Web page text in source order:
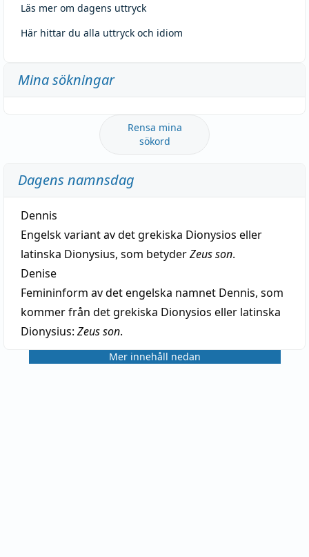
Läs mer om dagens uttryck
Här hittar du alla uttryck och idiom
Mina sökningar
Rensa mina
sökord
Dagens namnsdag
Dennis
Engelsk variant av det grekiska Dionysios eller
latinska Dionysius, som betyderZeus son.
Denise
Femininform av det engelska namnet Dennis, som
kommer från det grekiska Dionysios eller latinska
Dionysius: Zeus son.
Mer innehåll nedan